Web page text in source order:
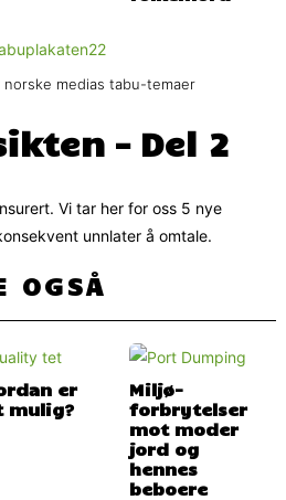
medias tabu-temaer
– Del 2
Vi tar her for oss 5 nye
unnlater å omtale.
OGSÅ
er
mulig?
Miljø-
forbrytelser
mot moder
jord og
hennes
beboere